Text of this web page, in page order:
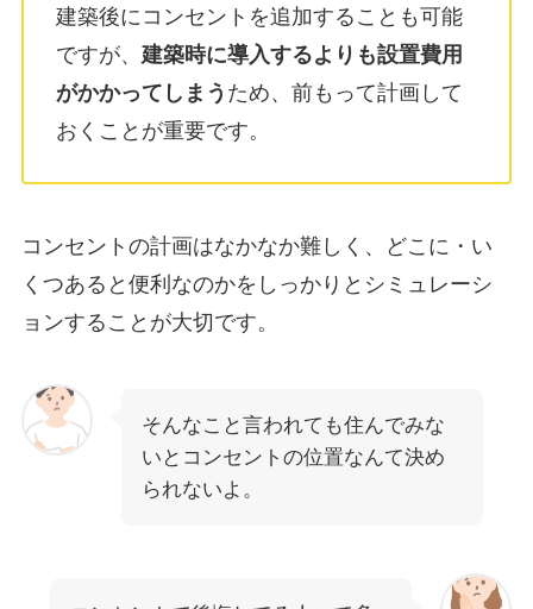
建築後にコンセントを追加することも可能
ですが、 建築時に導入するよりも設置費用
がかかってしまう ため、前もって計画して
おくことが重要です。
コンセントの計画はなかなか難しく、どこに・い
くつあると便利なのかをしっかりとシミュレーシ
ョンすることが大切です。
そんなこと言われても住んでみな
いとコンセントの位置なんて決め
られないよ。